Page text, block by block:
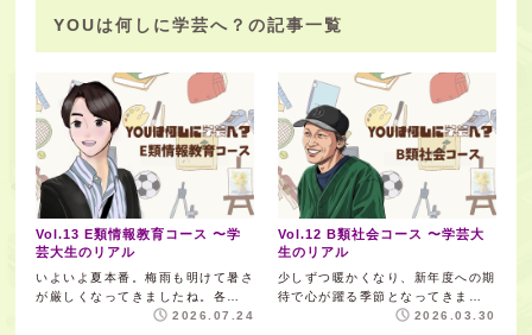
YOUは何しに学芸へ？の記事一覧
Vol.13 E類情報教育コース 〜学
芸大生のリアル
いよいよ夏本番。梅雨も明けて暑さ
が厳しくなってきましたね。各…
2026.07.24
Vol.12 B類社会コース 〜学芸大
生のリアル
少しずつ暖かくなり、新年度への期
待で心が躍る季節となってきま…
2026.03.30